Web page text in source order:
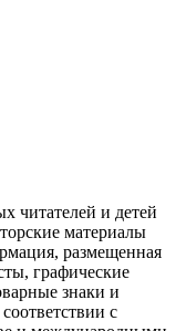
читателей и детей
материалы
размещенная
графические
знаки и
с